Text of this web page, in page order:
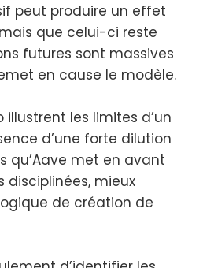
peut produire un effet
que celui-ci reste
futures sont massives
en cause le modèle.
illustrent les limites d’un
d’une forte dilution
qu’Aave met en avant
disciplinées, mieux
de création de